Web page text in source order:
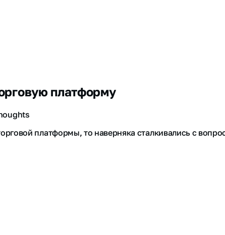
платформу
платформы, то наверняка сталкивались с